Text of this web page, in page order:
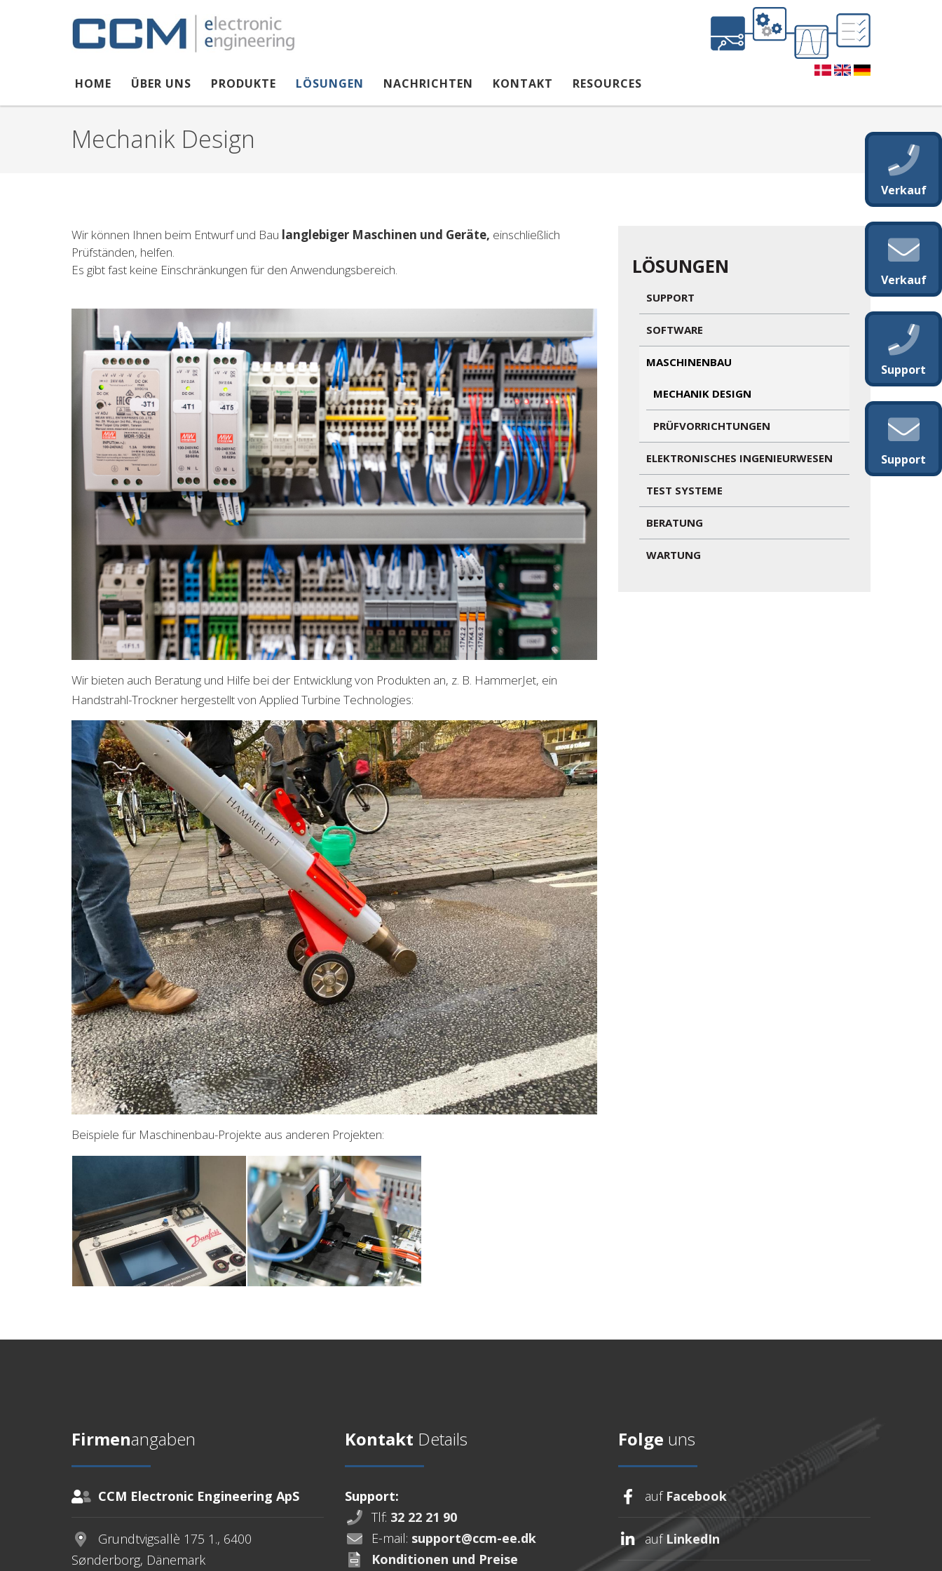
HOME ÜBER UNS PRODUKTE LÖSUNGEN NACHRICHTEN KONTAKT RESOURCES
Mechanik Design
Wir können Ihnen beim Entwurf und Bau langlebiger Maschinen und Geräte, einschließlich
Prüfständen, helfen.
Es gibt fast keine Einschränkungen für den Anwendungsbereich.
Wir bieten auch Beratung und Hilfe bei der Entwicklung von Produkten an, z. B. HammerJet, ein
Handstrahl-Trockner hergestellt von Applied Turbine Technologies:
Beispiele für Maschinenbau-Projekte aus anderen Projekten:
LÖSUNGEN
SUPPORT
SOFTWARE
MASCHINENBAU
MECHANIK DESIGN
PRÜFVORRICHTUNGEN
ELEKTRONISCHES INGENIEURWESEN
TEST SYSTEME
BERATUNG
WARTUNG
Firmenangaben
CCM Electronic Engineering ApS
Grundtvigsallè 175 1., 6400
Sønderborg, Dänemark
Kontakt Details
Support:
Tlf: 32 22 21 90
E-mail: support@ccm-ee.dk
Konditionen und Preise
Verkauf
Verkauf
Support
Support
Folge uns
auf Facebook
auf LinkedIn